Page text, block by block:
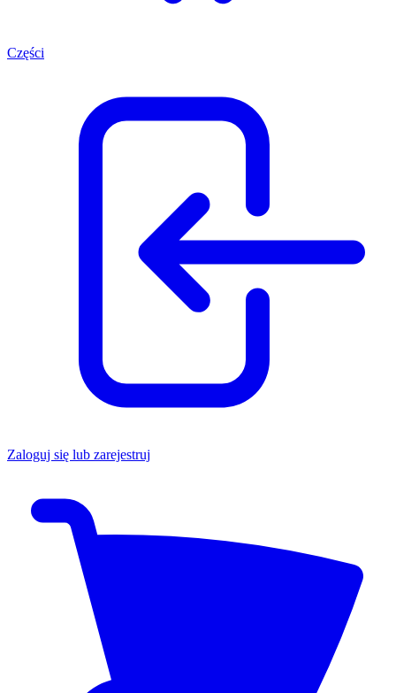
Części
Zaloguj się lub zarejestruj